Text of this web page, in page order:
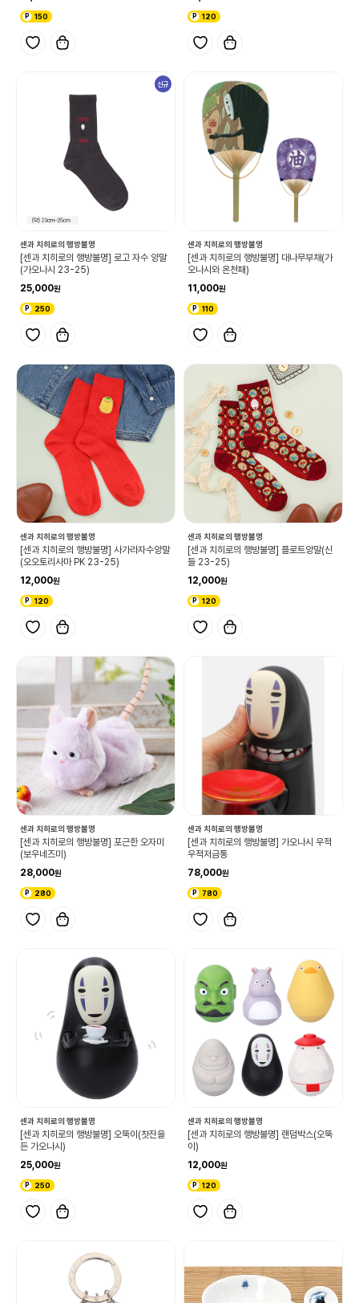
150 120
신규
센과 치히로의 행방불명
[센과 치히로의 행방불명] 로고 자수 양말
(가오나시 23-25)
25,000
250
센과 치히로의 행방불명
[센과 치히로의 행방불명] 대나무부채(가
오나시와 온천패)
11,000
110
센과 치히로의 행방불명
[센과 치히로의 행방불명] 사가라자수양말
(오오토리사마 PK 23-25)
12,000
120
센과 치히로의 행방불명
[센과 치히로의 행방불명] 플로트양말(신
들 23-25)
12,000
120
센과 치히로의 행방불명
[센과 치히로의 행방불명] 포근한 오자미
(보우네즈미)
28,000
280
센과 치히로의 행방불명
[센과 치히로의 행방불명] 가오나시 우적
우적저금통
78,000
780
센과 치히로의 행방불명
[센과 치히로의 행방불명] 오뚝이(찻잔을
든 가오나시)
25,000
250
센과 치히로의 행방불명
[센과 치히로의 행방불명] 랜덤박스(오뚝
이)
12,000
120